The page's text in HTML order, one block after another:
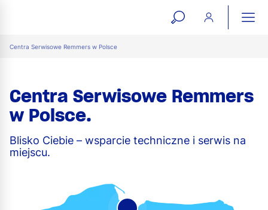
open
Centra Serwisowe Remmers w Polsce
Centra Serwisowe Remmers
w Polsce.
Blisko Ciebie – wsparcie techniczne i serwis na
miejscu.